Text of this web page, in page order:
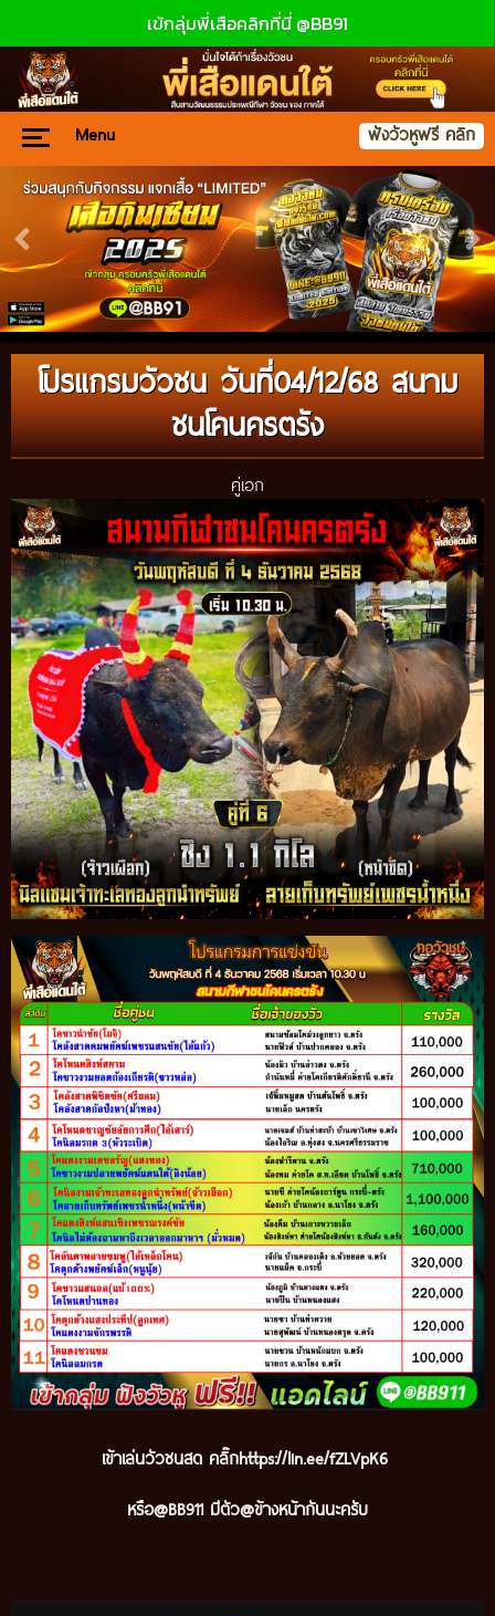
เข้กลุ่มพี่เสือคลิกที่นี่ @BB91
Menu ฟังวัวหูฟรี คลิก
โปรแกรมวัวชน วันที่04/12/68 สนาม
ชนโคนครตรัง
คู่เอก
เข้าเล่นวัวชนสด คลิ๊กhttps://lin.ee/fZLVpK6
หรือ@BB911 มีตัว@ข้างหน้ากันนะครับ